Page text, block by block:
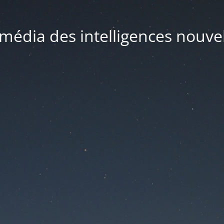
des intelligences